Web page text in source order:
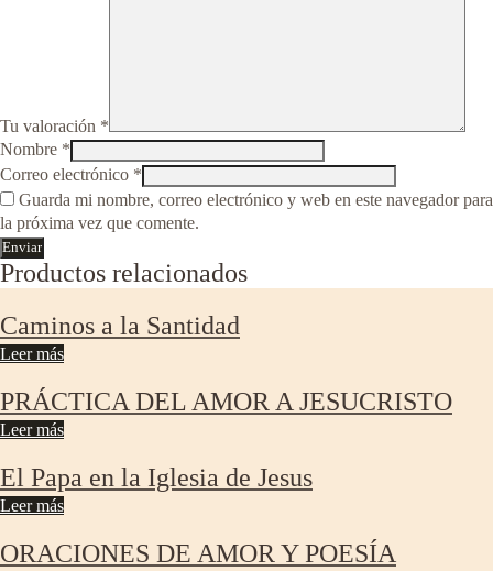
Tu valoración *
Nombre *
Correo electrónico *
Guarda mi nombre, correo electrónico y web en este navegador para
la próxima vez que comente.
Productos relacionados
Caminos a la Santidad
Leer más
PRÁCTICA DEL AMOR A JESUCRISTO
Leer más
El Papa en la Iglesia de Jesus
Leer más
ORACIONES DE AMOR Y POESÍA